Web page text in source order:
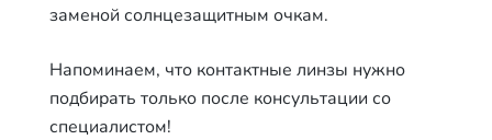
заменой солнцезащитным очкам.
Напоминаем, что контактные линзы нужно
подбирать только после консультации со
специалистом!